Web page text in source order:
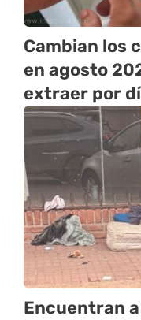
Cambian los
en agosto
extraer por
Encuentran